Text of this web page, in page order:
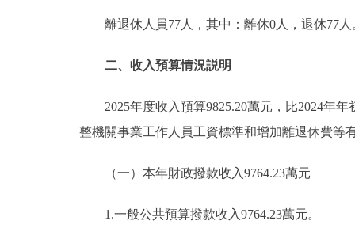
離退休人員77人，其中：離休0人，退休77人
二、收入預算情況説明
2025年度收入預算9825.20萬元，比2024年年
整機關事業工作人員工資標準和增加離退休費等
（一）本年財政撥款收入9764.23萬元
1.一般公共預算撥款收入9764.23萬元。